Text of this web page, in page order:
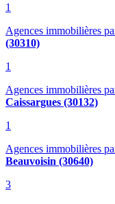
1
Agences immobilières
(30310)
1
Agences immobilières
Caissargues (30132)
1
Agences immobilières
Beauvoisin (30640)
3